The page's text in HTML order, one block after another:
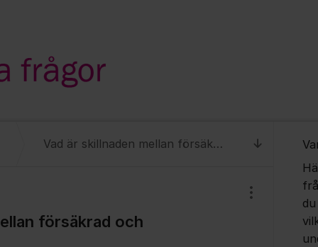
Till
Vad är skillnaden mellan försäkrad och försäkringstagare?
försäkrad och
Visa/dölj